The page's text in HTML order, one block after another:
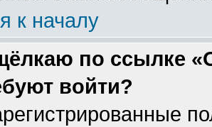
к началу
по ссылке
войти?